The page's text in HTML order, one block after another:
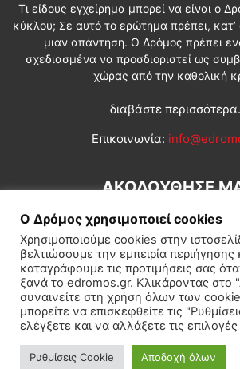
Τι είδους εγχείρημα μπορεί να είναι ο
κύκλου; Σε αυτό το ερώτημα πρέπει,
μιαν απάντηση. Ο Δρόμος πρέπει
σχεδιασμένα να προσδιοριστεί ως
χώρας από την καθολική
διαβάστε
Επικοινωνία:
ΑΚΟΛΟΥΘΗΣΕ
Εγγραφή συνδρομητή Πολιτική
Πολιτισμός
Ο Δρόμος χρησιμοποιεί cookies
Χρησιμοποιούμε cookies στην
βελτιώσουμε την εμπειρία περιήγησης
καταγράφουμε τις προτιμήσεις σας
ξανά το edromos.gr. Κλικάροντας
συναινείτε στη χρήση όλων των
μπορείτε να επισκεφθείτε τις
ελέγξετε και να αλλάξετε τις
Ρυθμίσεις Cookie Αποδοχή όλων